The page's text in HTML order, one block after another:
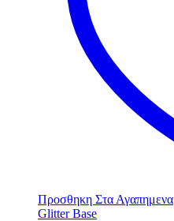
Προσθηκη Στα Αγαπημενα
Glitter Base